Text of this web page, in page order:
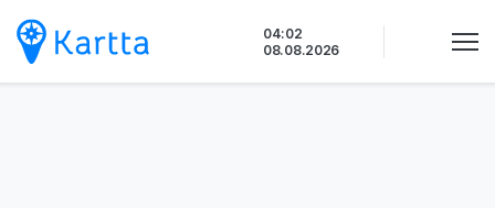
sisältöön
04:02
08.08.2026